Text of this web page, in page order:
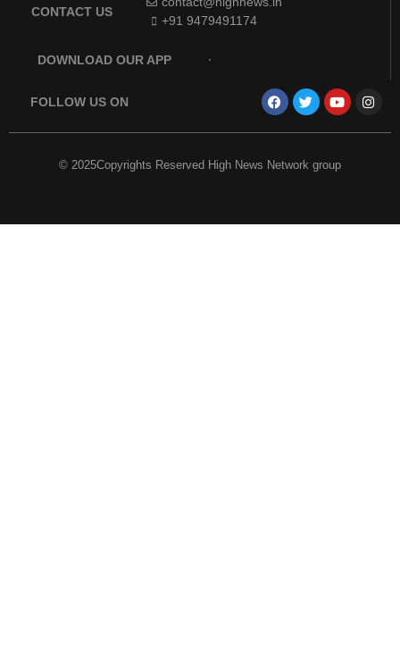
CONTACT US
+91 9479491174
DOWNLOAD OUR APP
FOLLOW US ON
© 2025Copyrights Reserved High News Network group